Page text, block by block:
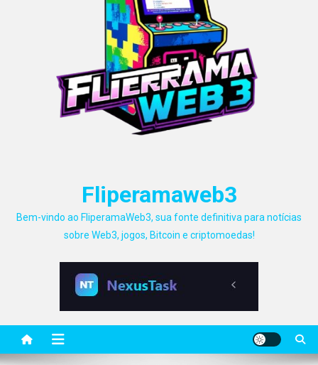
Fliperamaweb3
Bem-vindo ao FliperamaWeb3, sua fonte definitiva para notícias
sobre Web3, jogos, Bitcoin e criptomoedas!